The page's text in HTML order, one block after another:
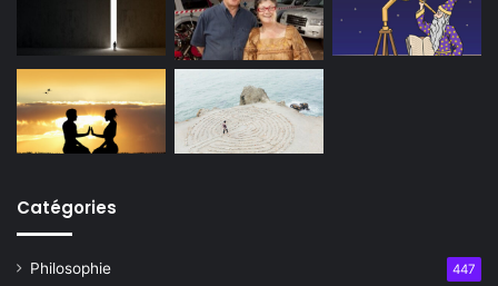
Catégories
Philosophie 447